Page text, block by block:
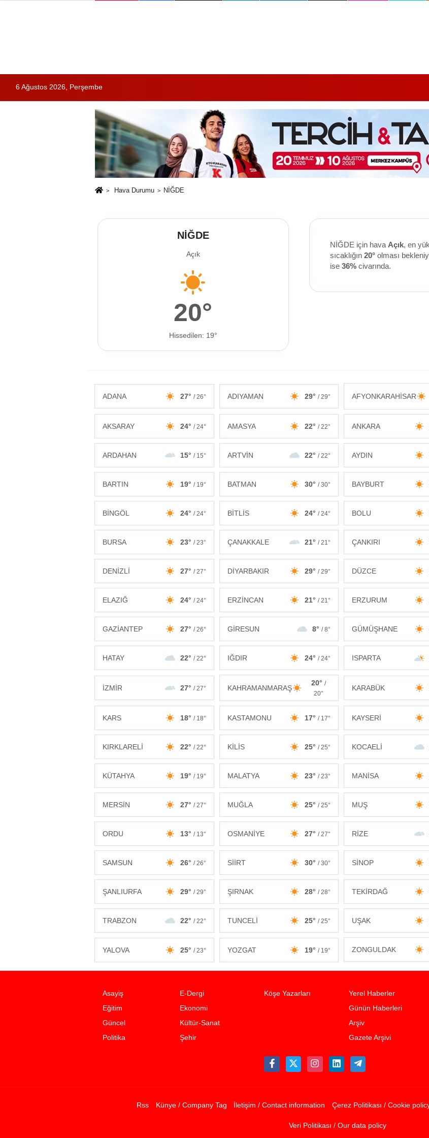
6 Ağustos 2026, Perşembe
Hava Durumu NİĞDE
NİĞDE
Açık
20°
Hissedilen: 19°
NİĞDE için hava Açık, en
sıcaklığın 20°olması
ise 36%civarında.
ADANA 27° / 26° ADIYAMAN 29° / 29° AFYONKARAHİSAR
AKSARAY 24° / 24° AMASYA 22° / 22° ANKARA
ARDAHAN 15° / 15° ARTVİN 22° / 22° AYDIN
BARTIN 19° / 19° BATMAN 30° / 30° BAYBURT
BİNGÖL 24° / 24° BİTLİS 24° / 24° BOLU
BURSA 23° / 23° ÇANAKKALE 21° / 21° ÇANKIRI
DENİZLİ 27° / 27° DİYARBAKIR 29° / 29° DÜZCE
ELAZIĞ 24° / 24° ERZİNCAN 21° / 21° ERZURUM
GAZİANTEP 27° / 26° GİRESUN 8° / 8° GÜMÜŞHANE
HATAY 22° / 22° IĞDIR 24° / 24° ISPARTA
İZMİR 27° / 27° KAHRAMANMARAŞ
20°/
20°
KARABÜK
KARS 18° / 18° KASTAMONU 17° / 17° KAYSERİ
KIRKLARELİ 22° / 22° KİLİS 25° / 25° KOCAELİ
KÜTAHYA 19° / 19° MALATYA 23° / 23° MANİSA
MERSİN 27° / 27° MUĞLA 25° / 25° MUŞ
ORDU 13° / 13° OSMANİYE 27° / 27° RİZE
SAMSUN 26° / 26° SİİRT 30° / 30° SİNOP
ŞANLIURFA 29° / 29° ŞIRNAK 28° / 28° TEKİRDAĞ
TRABZON 22° / 22° TUNCELİ 25° / 25° UŞAK
YALOVA 25° / 23° YOZGAT 19° / 19° ZONGULDAK
Asayiş
E-Dergi
Eğitim
Ekonomi
Güncel
Kültür-Sanat
Politika
Şehir
Köşe Yazarları
Yerel Haberler
Günün Haberleri
Arşiv
Gazete Arşivi
Rss Künye / Company Tag İletişim / Contact information Çerez Politikası / Cookie
Veri Politikası / Our data policy